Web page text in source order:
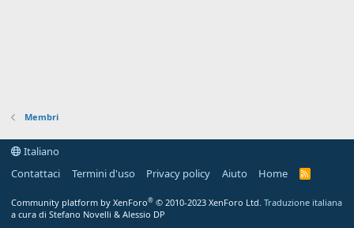
Membri
Italiano
Contattaci
Termini d'uso Privacy policy Aiuto Home
R
Community platform by XenForo® © 2010-2023 XenForo Ltd. Traduzione italiana
a cura di Stefano Novelli & Alessio DP